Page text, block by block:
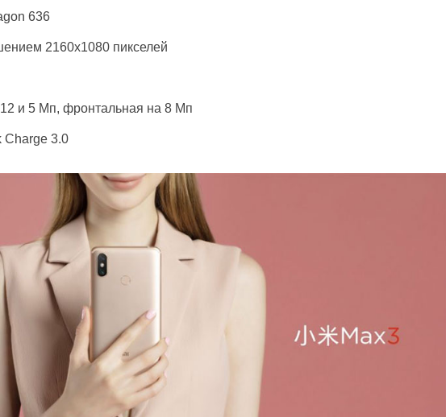
636
2160х1080 пикселей
и 5 Мп, фронтальная на 8 Мп
Charge 3.0